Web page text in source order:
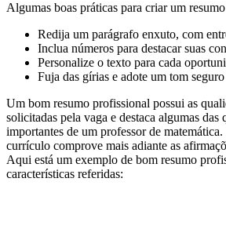
Algumas boas práticas para criar um
Redija um parágrafo enxuto, com
Inclua números para destacar suas
Personalize o texto para cada
Fuja das gírias e adote um tom
Um bom resumo profissional possui as
solicitadas pela vaga e destaca algumas das
importantes de um professor de
currículo comprove mais adiante as
Aqui está um exemplo de bom resumo
características referidas: